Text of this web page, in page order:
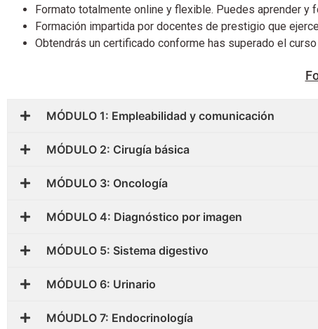
Formato totalmente online y flexible. Puedes aprender y
Formación impartida por docentes de prestigio que
Obtendrás un certificado conforme has superado el
MÓDULO 1: Empleabilidad y comunicación
MÓDULO 2: Cirugía básica
MÓDULO 3: Oncología
MÓDULO 4: Diagnóstico por imagen
MÓDULO 5: Sistema digestivo
MÓDULO 6: Urinario
MÓUDLO 7: Endocrinología